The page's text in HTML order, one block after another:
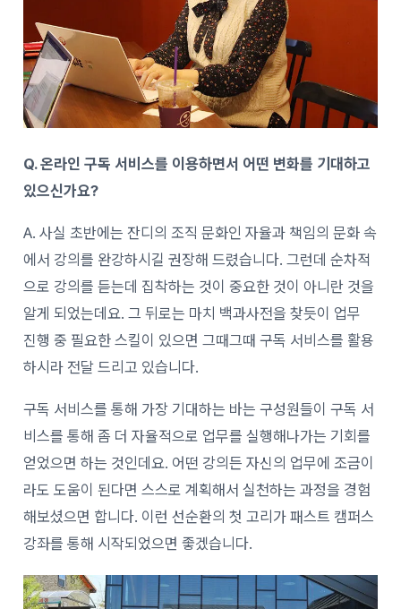
Q. 온라인 구독 서비스를 이용하면서 어떤 변화를 기대하고
있으신가요?
A. 사실 초반에는 잔디의 조직 문화인 자율과 책임의 문화 속
에서 강의를 완강하시길 권장해 드렸습니다. 그런데 순차적
으로 강의를 듣는데 집착하는 것이 중요한 것이 아니란 것을
알게 되었는데요. 그 뒤로는 마치 백과사전을 찾듯이 업무
진행 중 필요한 스킬이 있으면 그때그때 구독 서비스를 활용
하시라 전달 드리고 있습니다.
구독 서비스를 통해 가장 기대하는 바는 구성원들이 구독 서
비스를 통해 좀 더 자율적으로 업무를 실행해나가는 기회를
얻었으면 하는 것인데요. 어떤 강의든 자신의 업무에 조금이
라도 도움이 된다면 스스로 계획해서 실천하는 과정을 경험
해보셨으면 합니다. 이런 선순환의 첫 고리가 패스트 캠퍼스
강좌를 통해 시작되었으면 좋겠습니다.